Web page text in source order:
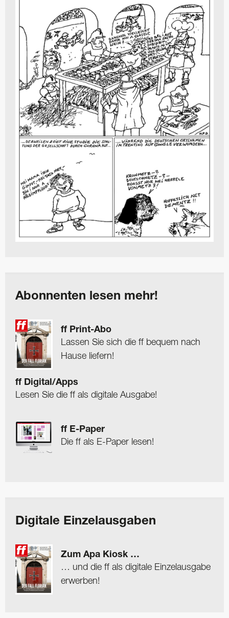
Abonnenten lesen mehr!
ff Print-Abo
Lassen Sie sich die ff bequem nach
Hause liefern!
ff Digital/Apps
Lesen Sie die ff als digitale Ausgabe!
ff E-Paper
Die ff als E-Paper lesen!
Digitale Einzelausgaben
Zum Apa Kiosk …
… und die ff als digitale Einzelausgabe
erwerben!